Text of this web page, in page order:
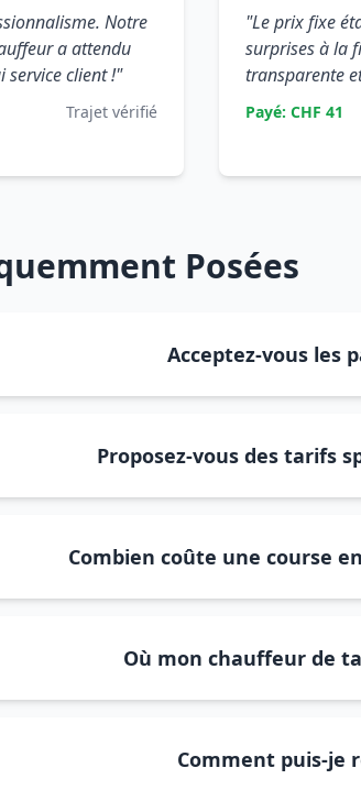
Notre
a attendu
service client !"
Trajet vérifié
"Le prix fixe
surprises à la
transparente
Payé: CHF 41
Posées
Acceptez-vous les
Proposez-vous des tarifs
Combien coûte une course
Où mon chauffeur de
Comment puis-je